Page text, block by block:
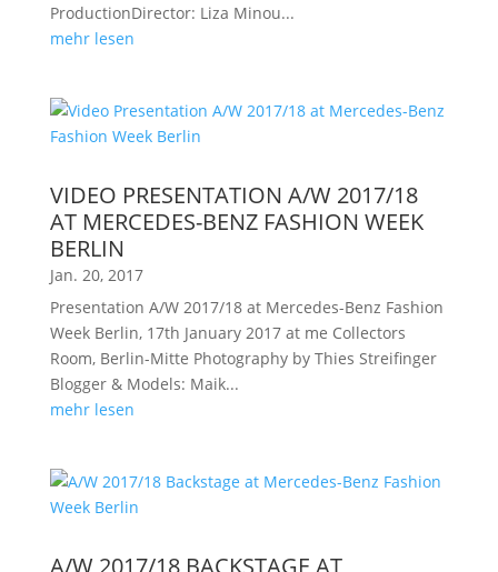
ProductionDirector: Liza Minou...
mehr lesen
VIDEO PRESENTATION A/W 2017/18
AT MERCEDES-BENZ FASHION WEEK
BERLIN
Jan. 20, 2017
Presentation A/W 2017/18 at Mercedes-Benz Fashion
Week Berlin, 17th January 2017 at me Collectors
Room, Berlin-Mitte Photography by Thies Streifinger
Blogger & Models: Maik...
mehr lesen
A/W 2017/18 BACKSTAGE AT